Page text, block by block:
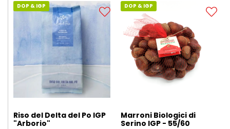
DOP & IGP
Riso del Delta del Po IGP
"Arborio"
DOP & IGP
Marroni Biologici di
Serino IGP - 55/60